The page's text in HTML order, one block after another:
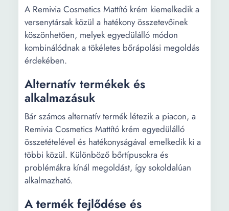
A Remivia Cosmetics Mattító krém kiemelkedik a
versenytársak közül a hatékony összetevőinek
köszönhetően, melyek egyedülálló módon
kombinálódnak a tökéletes bőrápolási megoldás
érdekében.
Alternatív termékek és
alkalmazásuk
Bár számos alternatív termék létezik a piacon, a
Remivia Cosmetics Mattító krém egyedülálló
összetételével és hatékonyságával emelkedik ki a
többi közül. Különböző bőrtípusokra és
problémákra kínál megoldást, így sokoldalúan
alkalmazható.
A termék fejlődése és